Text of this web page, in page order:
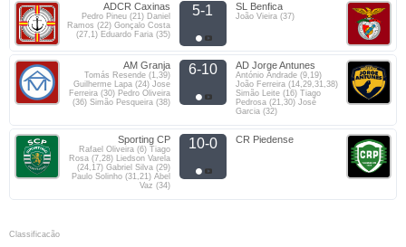
ADCR Caxinas
Pedro Pineu (21) Daniel
Ramos (22) Gonçalo Costa
(27,1) Eduardo Faria (35)
5-1 SL Benfica
João Vieira (37)
AM Granja
Tomás Resende (1,39)
Guilherme Lapa (24) Jose
Ferreira (30) Pedro Oliveira
(36) Simão Pesqueira (38)
6-10 AD Jorge Antunes
António Andrade (9,19)
João Ferreira (14,29,31,38)
Simão Leite (16) Tiago
Pedrosa (21,30) José
Garcia (32)
Sporting CP
Rafael Oliveira (6) Tiago
Rosa (7,28) Liedson Varela
(24,17) Gabriel Silva (29)
Paulo Solinho (31,21) Abel
Vaz (34)
10-0 CR Piedense
Classificacão